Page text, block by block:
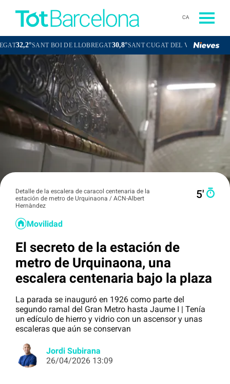
CA
SANT BOI DE LLOBREGAT30,8°SANT CUGAT DEL VALLÈS33,7°
Detalle de la escalera de caracol centenaria de la
estación de metro de Urquinaona / ACN-Albert
Hernàndez
5′
Movilidad
El secreto de la estación de
metro de Urquinaona, una
escalera centenaria bajo la plaza
La parada se inauguró en 1926 como parte del
segundo ramal del Gran Metro hasta Jaume I | Tenía
un edículo de hierro y vidrio con un ascensor y unas
escaleras que aún se conservan
Jordi Subirana
26/04/2026 13:09